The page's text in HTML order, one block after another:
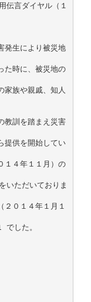
伝言ダイヤル（１
発生により被災地
た時に、被災地の
家族や親戚、知人
教訓を踏まえ災害
提供を開始してい
１４年１１月）の
いただいておりま
２０１４年１月１
した。